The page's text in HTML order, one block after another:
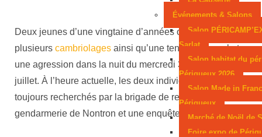
Événements & Salons
Salon
Sarlat
Salon habitat du
Périgueux 2026
Salon Made in
Périgueux
Marché de Noël de
Foire expo de
Deux jeunes d’une vingtaine d’années ont commis
plusieurs cambriolages ainsi qu’une tentative de vol et
une agression dans la nuit du mercredi 30 au jeudi 31
juillet. À l’heure actuelle, les deux individus sont
toujours recherchés par la brigade de recherches de la
gendarmerie de Nontron et une enquête a été ouverte.